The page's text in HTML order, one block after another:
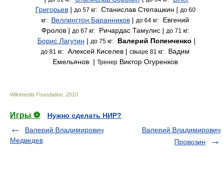
Григорьев| до 57 кг:Станислав Степашкин | до 60
кг:
Веллингтон Баранников | до 64 кг:
Евгений
Фролов | до 67 кг: Ричардас Тамулис | до 71 кг:
Борис Лагутин | до 75 кг: Валерий Попенченко |
до 81 кг: Алексей Киселев | свыше 81 кг:
Вадим
Емельянов | Тренер Виктор Огуренков
Wikimedia Foundation 2010
Игры ⚽
Нужно сделать НИР?
Валерий Владимирович
Медведев
Валерий Владимирович
Провозин